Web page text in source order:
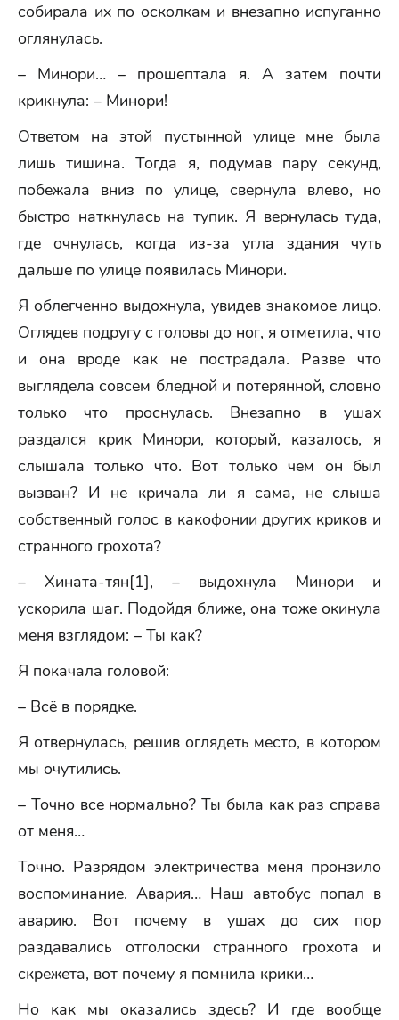
собирала их по осколкам и внезапно испуганно
оглянулась.
– Минори… – прошептала я. А затем почти
крикнула: – Минори!
Ответом на этой пустынной улице мне была
лишь тишина. Тогда я, подумав пару секунд,
побежала вниз по улице, свернула влево, но
быстро наткнулась на тупик. Я вернулась туда,
где очнулась, когда из-за угла здания чуть
дальше по улице появилась Минори.
Я облегченно выдохнула, увидев знакомое лицо.
Оглядев подругу с головы до ног, я отметила, что
и она вроде как не пострадала. Разве что
выглядела совсем бледной и потерянной, словно
только что проснулась. Внезапно в ушах
раздался крик Минори, который, казалось, я
слышала только что. Вот только чем он был
вызван? И не кричала ли я сама, не слыша
собственный голос в какофонии других криков и
странного грохота?
– Хината-тян[1], – выдохнула Минори и
ускорила шаг. Подойдя ближе, она тоже окинула
меня взглядом: – Ты как?
Я покачала головой:
– Всё в порядке.
Я отвернулась, решив оглядеть место, в котором
мы очутились.
– Точно все нормально? Ты была как раз справа
от меня…
Точно. Разрядом электричества меня пронзило
воспоминание. Авария… Наш автобус попал в
аварию. Вот почему в ушах до сих пор
раздавались отголоски странного грохота и
скрежета, вот почему я помнила крики…
Но как мы оказались здесь? И где вообще